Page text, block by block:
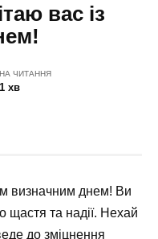
вас із
НА ЧИТАННЯ
1 хв
визначним днем! Ви
щастя та надії. Нехай
до зміцнення